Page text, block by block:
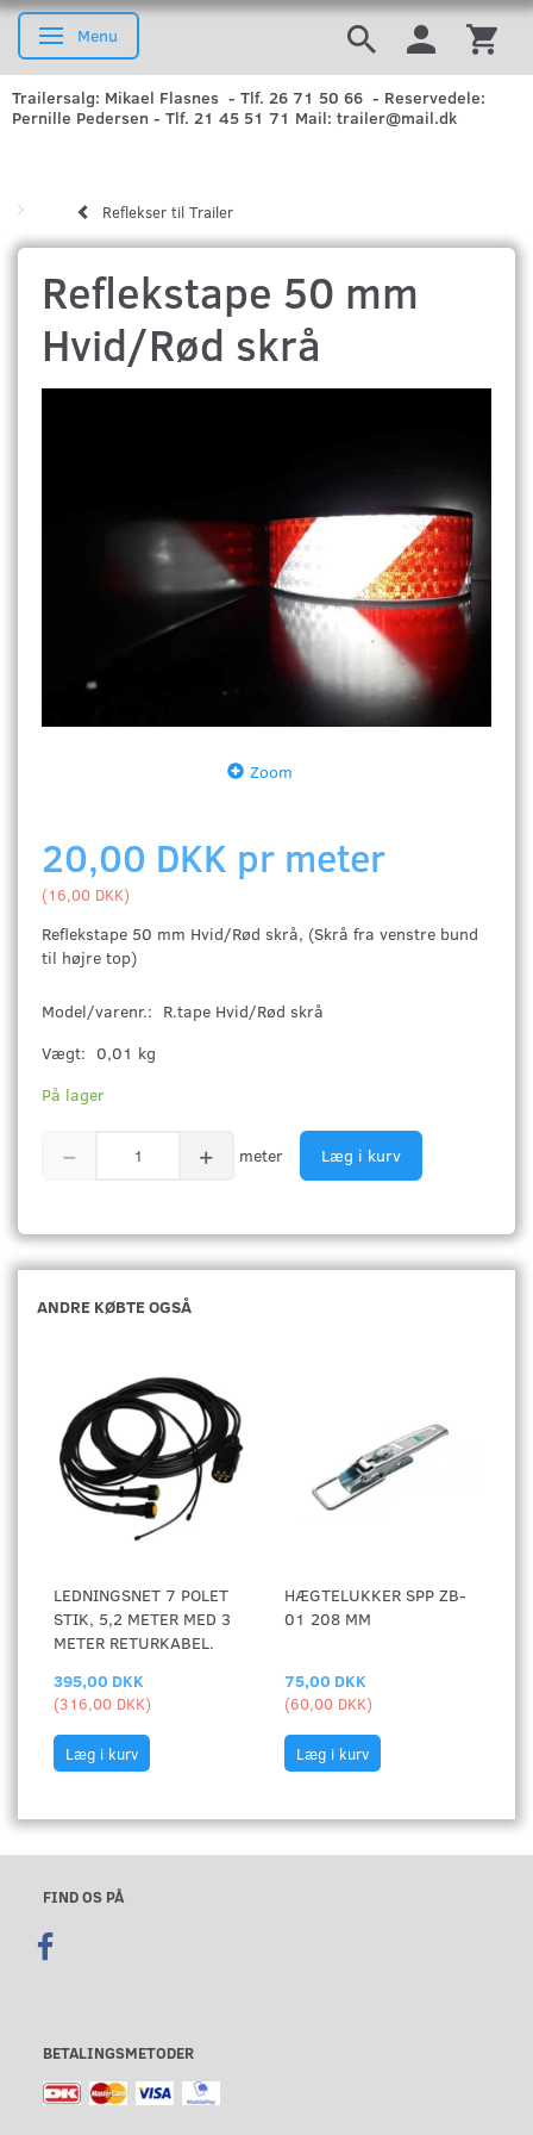
Skifte navigation
Menu
Trailersalg: Mikael Flasnes - Tlf. 26 71 50 66 - Reservedele:
Pernille Pedersen - Tlf. 21 45 51 71 Mail: trailer@mail.dk
Reflekser til Trailer
Reflekstape 50 mm
Hvid/Rød skrå
Zoom
20,00 DKK pr meter
(16,00 DKK)
Reflekstape 50 mm Hvid/Rød skrå, (Skrå fra venstre bund
til højre top)
Model/varenr.: R.tape Hvid/Rød skrå
Vægt: 0,01 kg
På lager
meter Læg i kurv
ANDRE KØBTE OGSÅ
LEDNINGSNET 7 POLET
STIK, 5,2 METER MED 3
METER RETURKABEL.
395,00 DKK
(316,00 DKK)
Læg i kurv
HÆGTELUKKER SPP ZB-
01 208 MM
75,00 DKK
(60,00 DKK)
Læg i kurv
FIND OS PÅ
BETALINGSMETODER